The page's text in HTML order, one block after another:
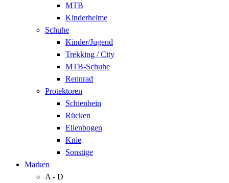
MTB
Kinderhelme
Schuhe
Kinder/Jugend
Trekking / City
MTB-Schuhe
Rennrad
Protektoren
Schienbein
Rücken
Ellenbogen
Knie
Sonstige
Marken
A - D